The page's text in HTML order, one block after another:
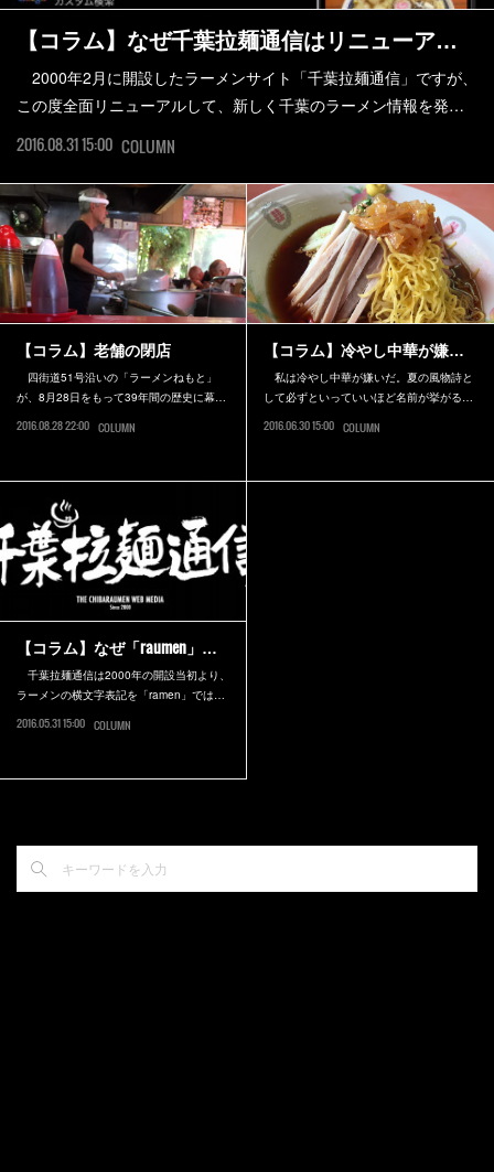
【コラム】なぜ千葉拉麺通信はリニューア…
2000年2月に開設したラーメンサイト「千葉拉麺通信」ですが、
この度全面リニューアルして、新しく千葉のラーメン情報を発…
2016.08.31 15:00 COLUMN
【コラム】老舗の閉店
四街道51号沿いの「ラーメンねもと」
が、8月28日をもって39年間の歴史に幕…
2016.08.28 22:00 COLUMN
【コラム】冷やし中華が嫌…
私は冷やし中華が嫌いだ。夏の風物詩と
して必ずといっていいほど名前が挙がる…
2016.06.30 15:00 COLUMN
【コラム】なぜ「raumen」…
千葉拉麺通信は2000年の開設当初より、
ラーメンの横文字表記を「ramen」では…
2016.05.31 15:00 COLUMN